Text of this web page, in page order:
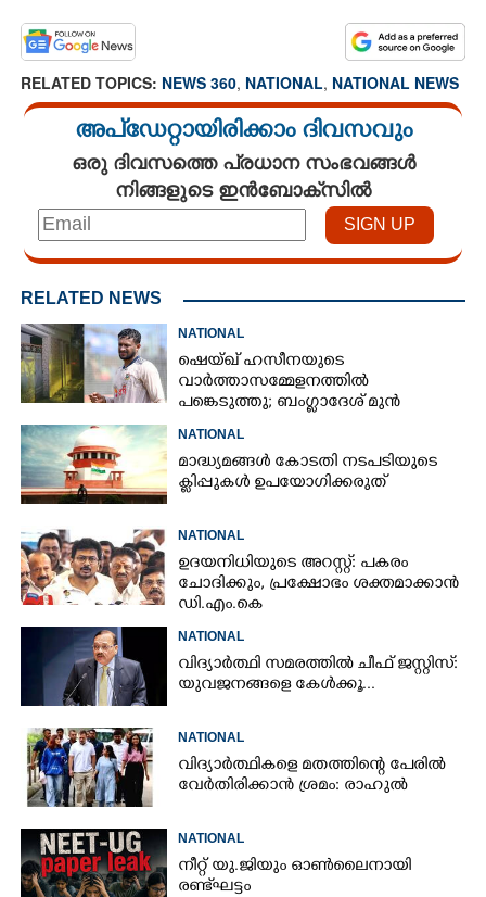
RELATED TOPICS: NEWS 360, NATIONAL, NATIONAL NEWS
അപ്ഡേറ്റായിരിക്കാം ദിവസവും
ഒരു ദിവസത്തെ പ്രധാന സംഭവങ്ങൾ
നിങ്ങളുടെ ഇൻബോക്സിൽ
RELATED NEWS
NATIONAL
ഷെയ്ഖ് ഹസീനയുടെ
വാർത്താസമ്മേളനത്തിൽ
പങ്കെടുത്തു; ബംഗ്ലാദേശ് മുൻ
ബോംബേറ്
NATIONAL
മാദ്ധ്യമങ്ങൾ കോടതി നടപടിയുടെ
ക്ലിപ്പുകൾ ഉപയോഗിക്കരുത്
NATIONAL
ഉദയനിധിയുടെ അറസ്റ്റ്: പകരം
ചോദിക്കും,​ പ്രക്ഷോഭം ശക്തമാക്കാൻ
ഡി.എം.കെ
NATIONAL
വിദ്യാർത്ഥി സമരത്തിൽ ചീഫ് ജസ്റ്റിസ്:
യുവജനങ്ങളെ കേൾക്കൂ...
NATIONAL
വിദ്യാർത്ഥികളെ മതത്തിന്റെ പേരിൽ
വേർതിരിക്കാൻ ശ്രമം: രാഹുൽ
NATIONAL
നീറ്റ് യു.ജിയും ഓൺലൈനായി
രണ്ട് ഘട്ടം